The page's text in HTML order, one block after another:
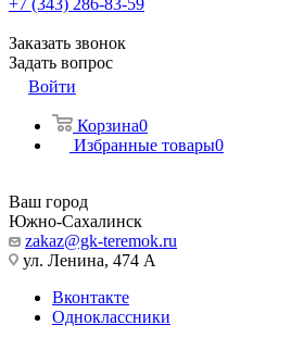
+7 (343) 286-83-59
Заказать звонок
Задать вопрос
Войти
Корзина0
Избранные товары0
Ваш город
Южно-Сахалинск
zakaz@gk-teremok.ru
ул. Ленина, 474 А
Вконтакте
Одноклассники